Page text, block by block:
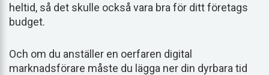
heltid, så det skulle också vara bra för ditt företags
budget.
Och om du anställer en oerfaren digital
marknadsförare måste du lägga ner din dyrbara tid